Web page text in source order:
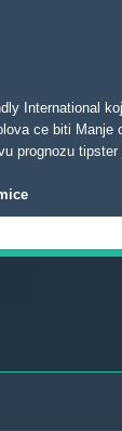
International
ce biti
prognozu